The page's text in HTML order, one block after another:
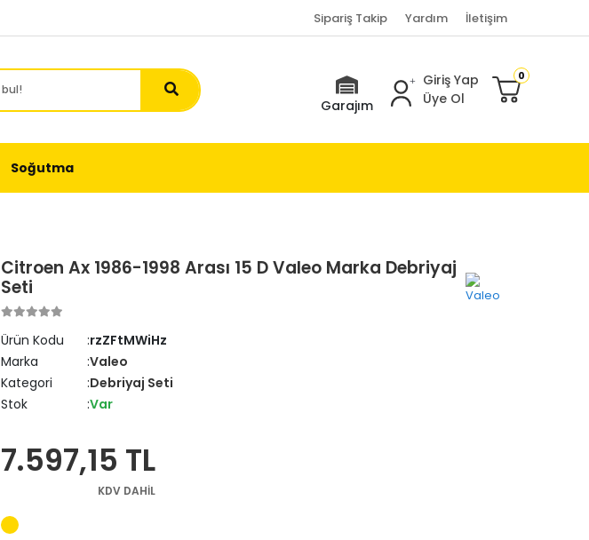
Sipariş Takip Yardım İletişim
Garajım
Giriş Yap
Üye Ol
0
Soğutma
Citroen Ax 1986-1998 Arası 15 D Valeo Marka Debriyaj
Seti
Ürün Kodu
rzZFtMWiHz
Marka
Valeo
Kategori
Debriyaj Seti
Stok
Var
7.597,15 TL
KDV DAHİL